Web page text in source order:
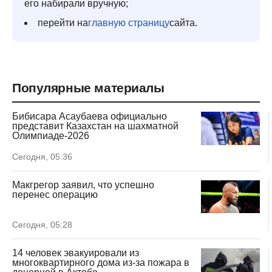
его набирали вручную;
перейти наглавную страницусайта.
Популярные материалы
Бибисара Асаубаева официально
представит Казахстан на шахматной
Олимпиаде-2026
Сегодня, 05:36
Макгрегор заявил, что успешно
перенес операцию
Сегодня, 05:28
14 человек эвакуировали из
многоквартирного дома из-за пожара в